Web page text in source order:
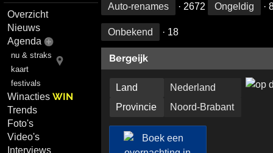
Overzicht
Nieuws
Agenda
nu & straks
kaart
festivals
WinactiesWIN
Trends
Foto's
Video's
Interviews
Auto-renames · 2672 Ongeldig ·
Onbekend · 18
Bergeijk
Land
Nederland
Provincie
Noord-Brabant